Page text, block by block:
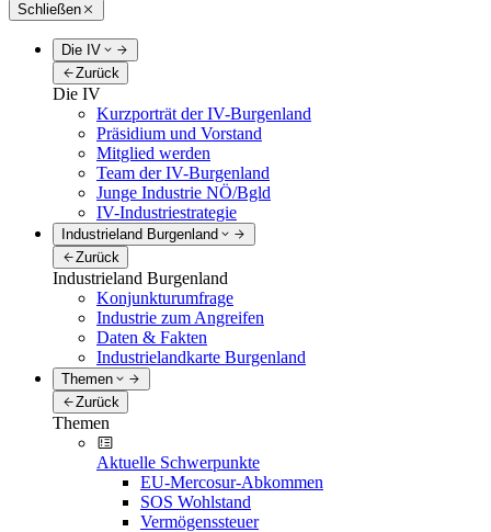
Schließen
Die IV
Zurück
Die IV
Kurzporträt der IV-Burgenland
Präsidium und Vorstand
Mitglied werden
Team der IV-Burgenland
Junge Industrie NÖ/Bgld
IV-Industriestrategie
Industrieland Burgenland
Zurück
Industrieland Burgenland
Konjunkturumfrage
Industrie zum Angreifen
Daten & Fakten
Industrielandkarte Burgenland
Themen
Zurück
Themen
Aktuelle Schwerpunkte
EU-Mercosur-Abkommen
SOS Wohlstand
Vermögenssteuer